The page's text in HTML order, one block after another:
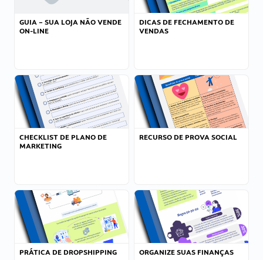
GUIA – SUA LOJA NÃO VENDE
ON-LINE
DICAS DE FECHAMENTO DE
VENDAS
CHECKLIST DE PLANO DE
MARKETING
RECURSO DE PROVA SOCIAL
PRÁTICA DE DROPSHIPPING ORGANIZE SUAS FINANÇAS